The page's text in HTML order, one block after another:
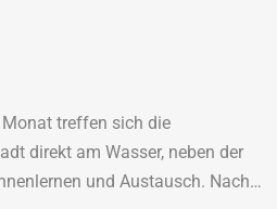
treffen sich die
direkt am Wasser, neben der
und Austausch. Nach